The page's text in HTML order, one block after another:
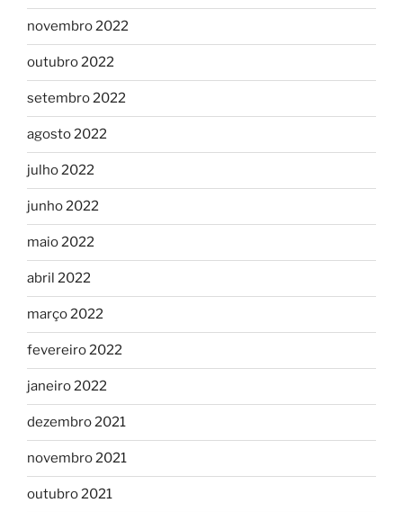
novembro 2022
outubro 2022
setembro 2022
agosto 2022
julho 2022
junho 2022
maio 2022
abril 2022
março 2022
fevereiro 2022
janeiro 2022
dezembro 2021
novembro 2021
outubro 2021